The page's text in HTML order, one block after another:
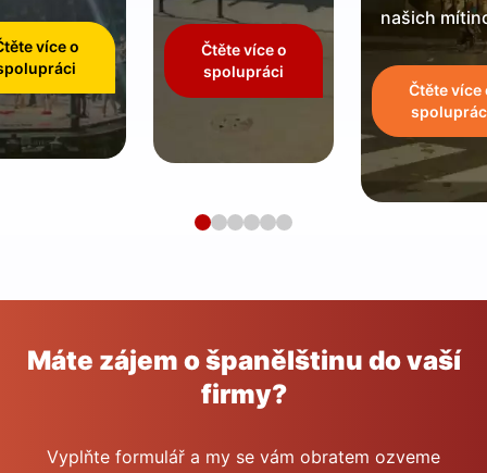
více o
Čtěte více o
spolupráci
našich
Čtěte více
Máte zájem o španělštinu do vaší
firmy?
Vyplňte formulář a my se vám obratem ozveme